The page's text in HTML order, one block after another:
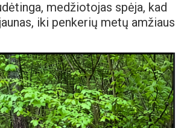
medžiotojas spėja, kad
iki penkerių metų amžiaus